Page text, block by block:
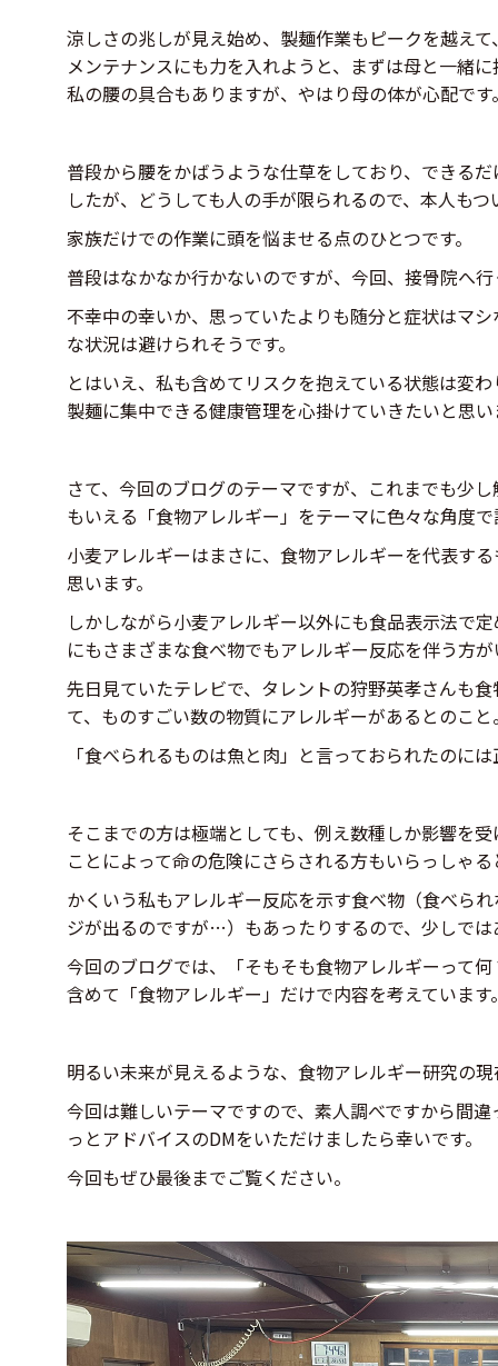
涼しさの兆しが見え始め、製麺作業もピークを越え
メンテナンスにも力を入れようと、まずは母と一緒
私の腰の具合もありますが、やはり母の体が心配です
普段から腰をかばうような仕草をしており、できる
したが、どうしても人の手が限られるので、本人も
家族だけでの作業に頭を悩ませる点のひとつです。
普段はなかなか行かないのですが、今回、接骨院へ
不幸中の幸いか、思っていたよりも随分と症状はマ
な状況は避けられそうです。
とはいえ、私も含めてリスクを抱えている状態は変
製麺に集中できる健康管理を心掛けていきたいと思い
さて、今回のブログのテーマですが、これまでも少
もいえる「食物アレルギー」をテーマに色々な角度
小麦アレルギーはまさに、食物アレルギーを代表す
思います。
しかしながら小麦アレルギー以外にも食品表示法で
にもさまざまな食べ物でもアレルギー反応を伴う方
先日見ていたテレビで、タレントの狩野英孝さんも
て、ものすごい数の物質にアレルギーがあるとのこと
「食べられるものは魚と肉」と言っておられたのに
そこまでの方は極端としても、例え数種しか影響を
ことによって命の危険にさらされる方もいらっしゃ
かくいう私もアレルギー反応を示す食べ物（食べら
ジが出るのですが…）もあったりするので、少しで
今回のブログでは、「そもそも食物アレルギーって
含めて「食物アレルギー」だけで内容を考えています
明るい未来が見えるような、食物アレルギー研究の
今回は難しいテーマですので、素人調べですから間
っとアドバイスのDMをいただけましたら幸いです。
今回もぜひ最後までご覧ください。